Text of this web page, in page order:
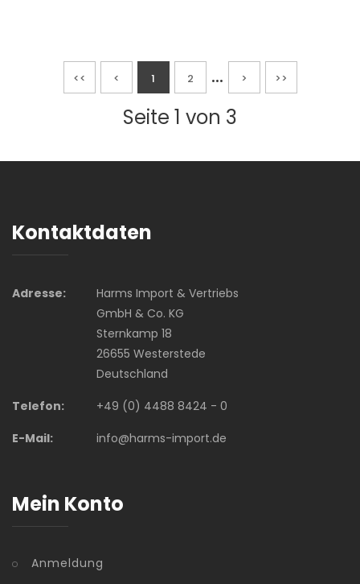
<< < 1 2 ... > >>
Seite 1 von 3
Kontaktdaten
Adresse:
Harms Import & Vertriebs
GmbH & Co. KG
Sternkamp 18
26655 Westerstede
Deutschland
Telefon:
+49 (0) 4488 8424 - 0
E-Mail:
info@harms-import.de
Mein Konto
Anmeldung